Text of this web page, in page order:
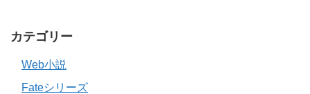
カテゴリー
Web小説
Fateシリーズ